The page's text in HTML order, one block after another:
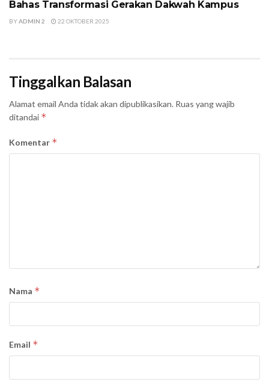
Bahas Transformasi Gerakan Dakwah Kampus
BYADMIN 2 22 OKTOBER 2025
Tinggalkan Balasan
Alamat email Anda tidak akan dipublikasikan. Ruas yang wajib
ditandai *
Komentar *
Nama *
Email *